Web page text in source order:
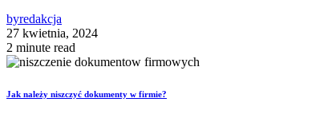
byredakcja
27 kwietnia, 2024
2 minute read
Jak należy niszczyć dokumenty w firmie?